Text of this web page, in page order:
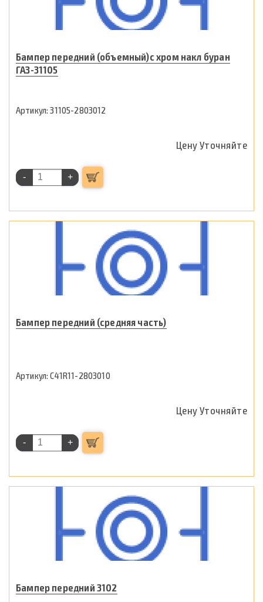
Бампер передний (объемный)с хром накл буран
ГАЗ-31105
31105-2803012
Цену Уточняйте
- +
Бампер передний (средняя часть)
C41R11-2803010
Цену Уточняйте
- +
Бампер передний 3102